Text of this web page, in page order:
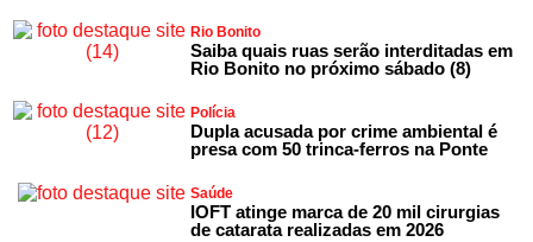
Rio Bonito
Saiba quais ruas serão interditadas em
Rio Bonito no próximo sábado (8)
Polícia
Dupla acusada por crime ambiental é
presa com 50 trinca-ferros na Ponte
Saúde
IOFT atinge marca de 20 mil cirurgias
de catarata realizadas em 2026